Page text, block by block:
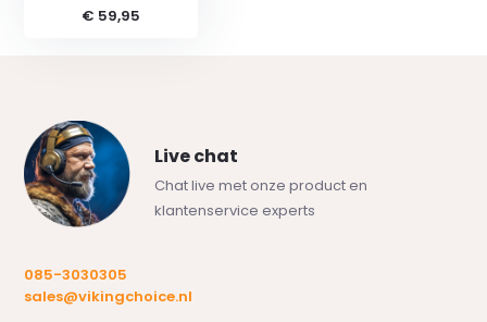
€ 59,95
Live chat
Chat live met onze product en
klantenservice experts
085-3030305
sales@vikingchoice.nl